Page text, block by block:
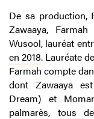
De sa production,
Zawaaya,
Wusool, lauréat
en 2018. Lauréate
Farmah compte
dont Zawaaya
Dream) et
palmarès, tous